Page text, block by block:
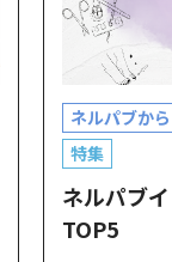
ネルパブか
特集
ネルパブ
TOP5